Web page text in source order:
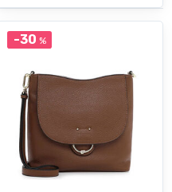
-30 %